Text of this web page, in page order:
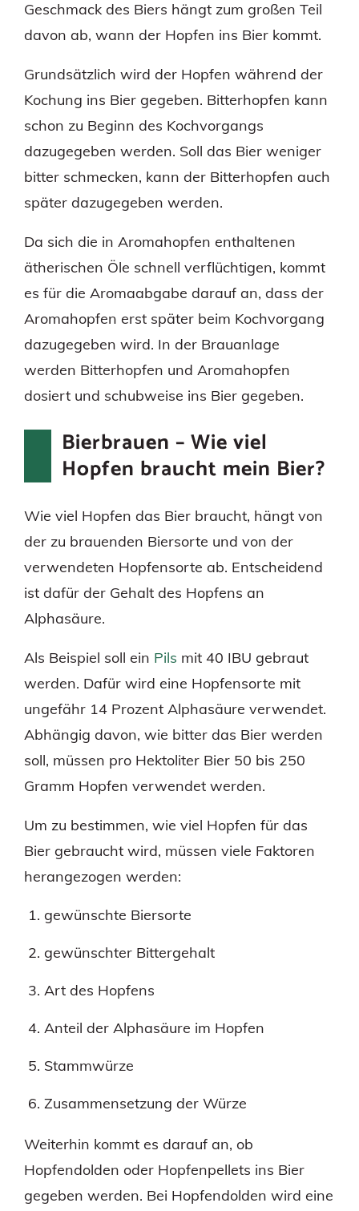
Geschmack des Biers hängt zum großen Teil
davon ab, wann der Hopfen ins Bier kommt.
Grundsätzlich wird der Hopfen während der
Kochung ins Bier gegeben. Bitterhopfen kann
schon zu Beginn des Kochvorgangs
dazugegeben werden. Soll das Bier weniger
bitter schmecken, kann der Bitterhopfen auch
später dazugegeben werden.
Da sich die in Aromahopfen enthaltenen
ätherischen Öle schnell verflüchtigen, kommt
es für die Aromaabgabe darauf an, dass der
Aromahopfen erst später beim Kochvorgang
dazugegeben wird. In der Brauanlage
werden Bitterhopfen und Aromahopfen
dosiert und schubweise ins Bier gegeben.
Bierbrauen – Wie viel
Hopfen braucht mein Bier?
Wie viel Hopfen das Bier braucht, hängt von
der zu brauenden Biersorte und von der
verwendeten Hopfensorte ab. Entscheidend
ist dafür der Gehalt des Hopfens an
Alphasäure.
Als Beispiel soll ein Pils mit 40 IBU gebraut
werden. Dafür wird eine Hopfensorte mit
ungefähr 14 Prozent Alphasäure verwendet.
Abhängig davon, wie bitter das Bier werden
soll, müssen pro Hektoliter Bier 50 bis 250
Gramm Hopfen verwendet werden.
Um zu bestimmen, wie viel Hopfen für das
Bier gebraucht wird, müssen viele Faktoren
herangezogen werden:
gewünschte Biersorte
gewünschter Bittergehalt
Art des Hopfens
Anteil der Alphasäure im Hopfen
Stammwürze
Zusammensetzung der Würze
Weiterhin kommt es darauf an, ob
Hopfendolden oder Hopfenpellets ins Bier
gegeben werden. Bei Hopfendolden wird eine